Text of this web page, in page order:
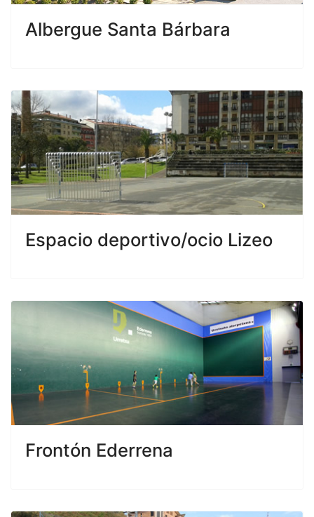
Albergue Santa Bárbara
Espacio deportivo/ocio Lizeo
Frontón Ederrena